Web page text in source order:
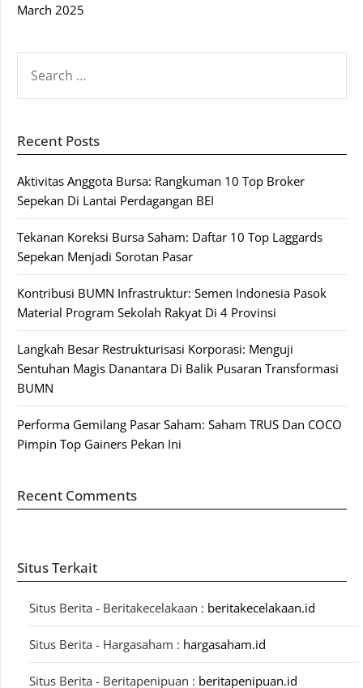
March 2025
FOR:
Recent Posts
Aktivitas Anggota Bursa: Rangkuman 10 Top Broker
Sepekan Di Lantai Perdagangan BEI
Tekanan Koreksi Bursa Saham: Daftar 10 Top Laggards
Sepekan Menjadi Sorotan Pasar
Kontribusi BUMN Infrastruktur: Semen Indonesia Pasok
Material Program Sekolah Rakyat Di 4 Provinsi
Langkah Besar Restrukturisasi Korporasi: Menguji
Sentuhan Magis Danantara Di Balik Pusaran Transformasi
BUMN
Performa Gemilang Pasar Saham: Saham TRUS Dan COCO
Pimpin Top Gainers Pekan Ini
Recent Comments
Situs Terkait
Situs Berita - Beritakecelakaan : beritakecelakaan.id
Situs Berita - Hargasaham : hargasaham.id
Situs Berita - Beritapenipuan : beritapenipuan.id